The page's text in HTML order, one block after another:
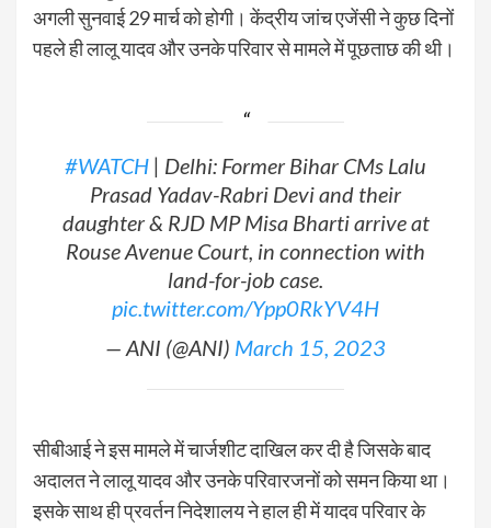
अगली सुनवाई 29 मार्च को होगी। केंद्रीय जांच एजेंसी ने कुछ दिनों
पहले ही लालू यादव और उनके परिवार से मामले में पूछताछ की थी।
#WATCH | Delhi: Former Bihar CMs Lalu
Prasad Yadav-Rabri Devi and their
daughter & RJD MP Misa Bharti arrive at
Rouse Avenue Court, in connection with
land-for-job case.
pic.twitter.com/Ypp0RkYV4H
— ANI (@ANI) March 15, 2023
सीबीआई ने इस मामले में चार्जशीट दाखिल कर दी है जिसके बाद
अदालत ने लालू यादव और उनके परिवारजनों को समन किया था।
इसके साथ ही प्रवर्तन निदेशालय ने हाल ही में यादव परिवार के